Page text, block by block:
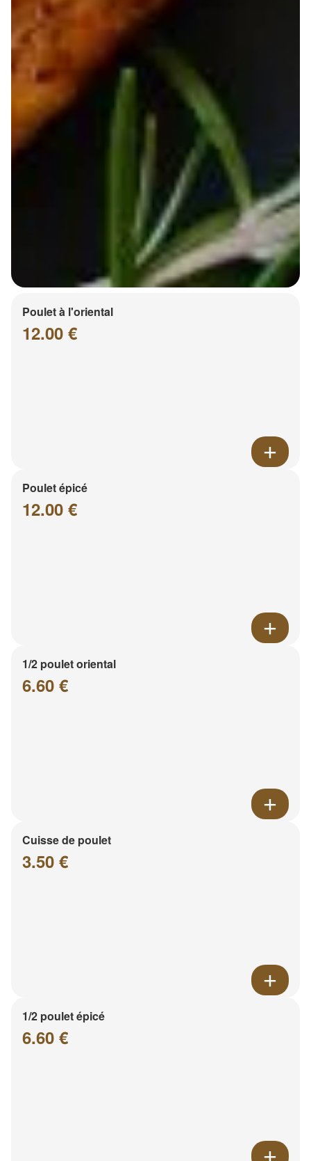
Poulet à l'oriental
12.00 €
Poulet épicé
12.00 €
1/2 poulet oriental
6.60 €
Cuisse de poulet
3.50 €
1/2 poulet épicé
6.60 €